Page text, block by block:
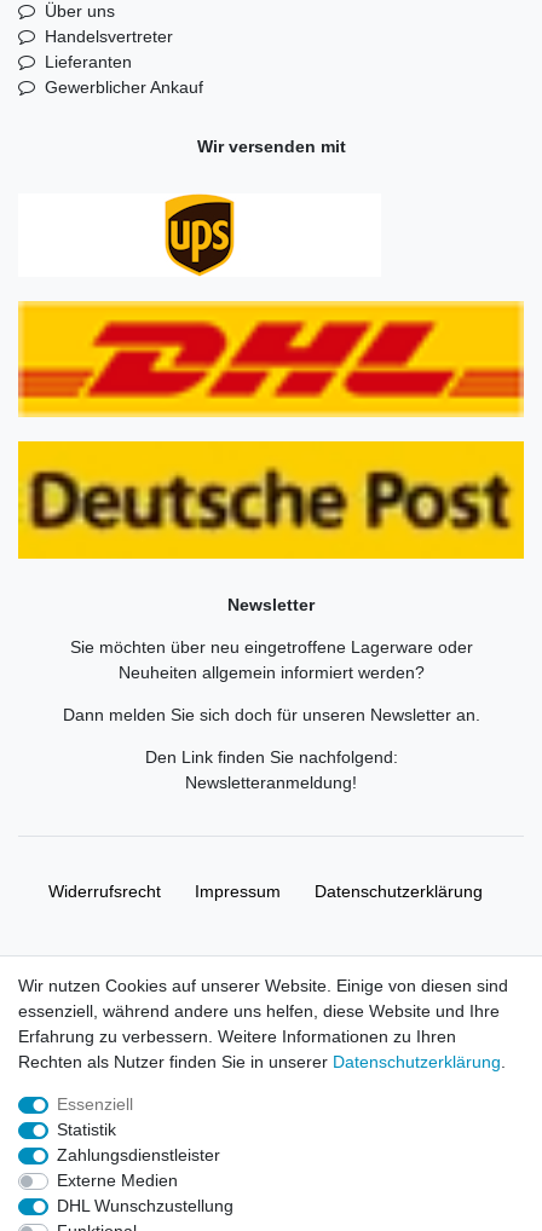
Über uns
Handelsvertreter
Lieferanten
Gewerblicher Ankauf
Wir versenden mit
Newsletter
Sie möchten über neu eingetroffene Lagerware oder
Neuheiten allgemein informiert werden?
Dann melden Sie sich doch für unseren Newsletter an.
Den Link finden Sie nachfolgend:
Newsletteranmeldung!
Widerrufs­recht Impressum Daten­schutz­erklärung
© Copyright 2026 | Alle Rechte vorbehalten. HL-
Handelsgesellschaft mbH.
Alle Markennamen, Warenzeichen sowie sämtliche Produktbilder
und Beschreibungen sind Eigentum Ihrer rechtmäßigen
Eigentümer und dienen hier nur der Beschreibung.
Preise nur für registrierte Händler, ansonsten zeigt der Shop 0,00
Wir nutzen Cookies auf unserer Website. Einige von diesen sind
essenziell, während andere uns helfen, diese Website und Ihre
Erfahrung zu verbessern. Weitere Informationen zu Ihren
Rechten als Nutzer finden Sie in unserer Daten­schutz­erklärung
Essenziell
Statistik
Zahlungsdienstleister
Externe Medien
DHL Wunschzustellung